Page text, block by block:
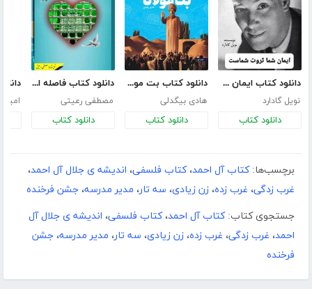
دانلود کتاب ایمان شما ثروت شماست
نویل گادارد
دانلود کتاب
دانلود کتاب بت مولانا
هادی بیگدلی
دانلود کتاب
دانلود کتاب فاصله از شیعه تا شیعه
مصطفی رعیتی
دانلود کتاب
برچسب‌ها: کتاب آل احمد،کتاب فلسفی، اندیشه ی جلال آل احمد،
غرب زدگی، غرب زده، زن زیادی، سه تار، مدیر مدرسه، جشن فرخنده
جستجوی کتاب: کتاب آل احمد،کتاب فلسفی، اندیشه ی جلال آل
احمد، غرب زدگی، غرب زده، زن زیادی، سه تار، مدیر مدرسه، جشن
فرخنده